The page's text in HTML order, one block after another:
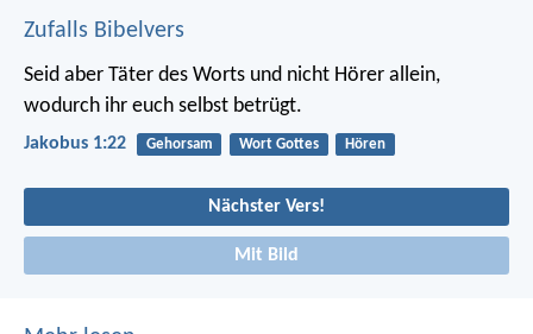
Zufalls Bibelvers
Seid aber Täter des Worts und nicht Hörer allein,
wodurch ihr euch selbst betrügt.
Jakobus 1:22 Gehorsam Wort Gottes Hören
Nächster Vers!
Mit Bild